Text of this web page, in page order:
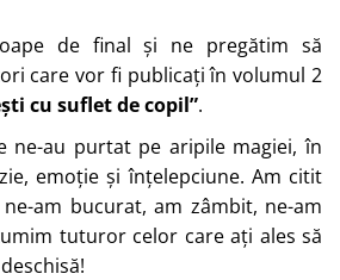
de final și ne pregătim să
care vor fi publicați în volumul 2
cu suflet de copil”.
ne-au purtat pe aripile magiei, în
emoție și înțelepciune. Am citit
am bucurat, am zâmbit, ne-am
tuturor celor care ați ales să